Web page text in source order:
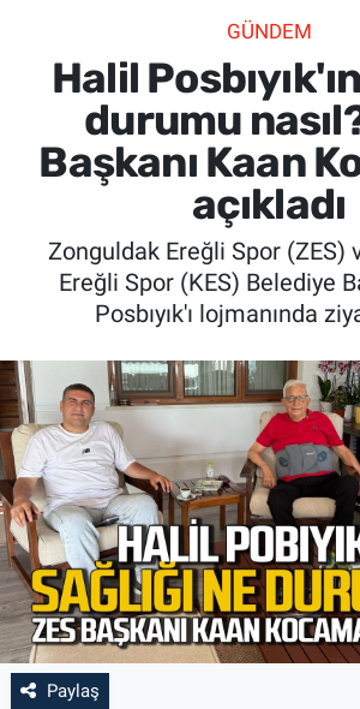
GÜNDEM
Halil
durumu
Başkanı Kaan
açıkladı
Zonguldak Ereğli Spor (ZES)
Ereğli Spor (KES) Belediye
Posbıyık'ı lojmanında
Paylaş
SPOR
SAĞLIK